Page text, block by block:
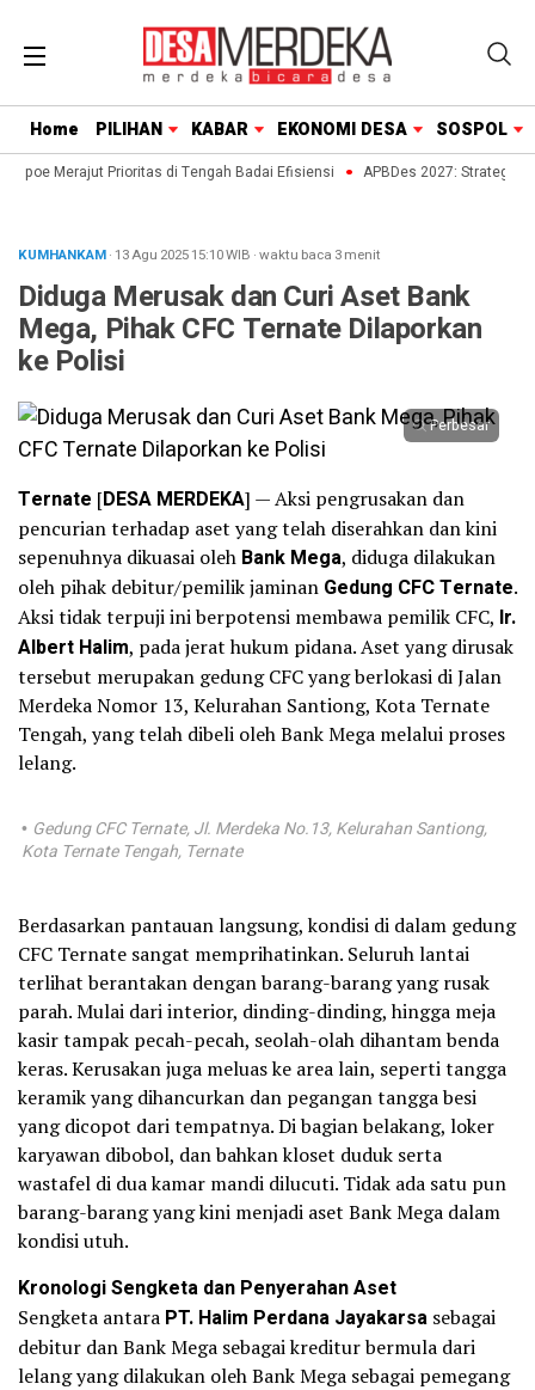
Home PILIHAN KABAR EKONOMI DESA SOSPOL
Merajut Prioritas di Tengah Badai Efisiensi APBDes 2027: Strategi
KUMHANKAM· 13 Agu 202515:10WIB ·waktu baca 3 menit
Diduga Merusak dan Curi Aset Bank
Mega, Pihak CFC Ternate Dilaporkan
ke Polisi
Perbesar
Ternate [DESA MERDEKA] — Aksi pengrusakan dan
pencurian terhadap aset yang telah diserahkan dan kini
sepenuhnya dikuasai oleh Bank Mega, diduga dilakukan
oleh pihak debitur/pemilik jaminan Gedung CFC Ternate.
Aksi tidak terpuji ini berpotensi membawa pemilik CFC, Ir.
Albert Halim, pada jerat hukum pidana. Aset yang dirusak
tersebut merupakan gedung CFC yang berlokasi di Jalan
Merdeka Nomor 13, Kelurahan Santiong, Kota Ternate
Tengah, yang telah dibeli oleh Bank Mega melalui proses
lelang.
• Gedung CFC Ternate, Jl. Merdeka No.13, Kelurahan Santiong,
Kota Ternate Tengah, Ternate
Berdasarkan pantauan langsung, kondisi di dalam gedung
CFC Ternate sangat memprihatinkan. Seluruh lantai
terlihat berantakan dengan barang-barang yang rusak
parah. Mulai dari interior, dinding-dinding, hingga meja
kasir tampak pecah-pecah, seolah-olah dihantam benda
keras. Kerusakan juga meluas ke area lain, seperti tangga
keramik yang dihancurkan dan pegangan tangga besi
yang dicopot dari tempatnya. Di bagian belakang, loker
karyawan dibobol, dan bahkan kloset duduk serta
wastafel di dua kamar mandi dilucuti. Tidak ada satu pun
barang-barang yang kini menjadi aset Bank Mega dalam
kondisi utuh.
Kronologi Sengketa dan Penyerahan Aset
Sengketa antara PT. Halim Perdana Jayakarsa sebagai
debitur dan Bank Mega sebagai kreditur bermula dari
lelang yang dilakukan oleh Bank Mega sebagai pemegang